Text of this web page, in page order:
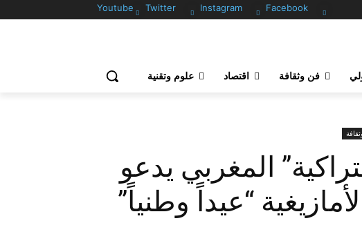
Facebook
Instagram
Twitter
Youtube
فن وثقافة اقتصاد علوم وتقنية
المغربي يدعو
“عيداً وطنياً”